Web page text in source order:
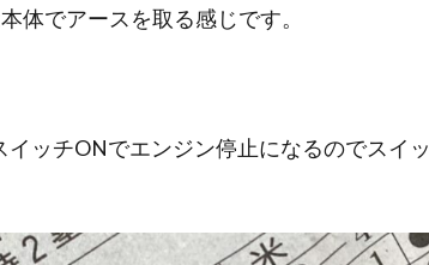
体でアースを取る感じです。
ッチONでエンジン停止になるのでスイッ